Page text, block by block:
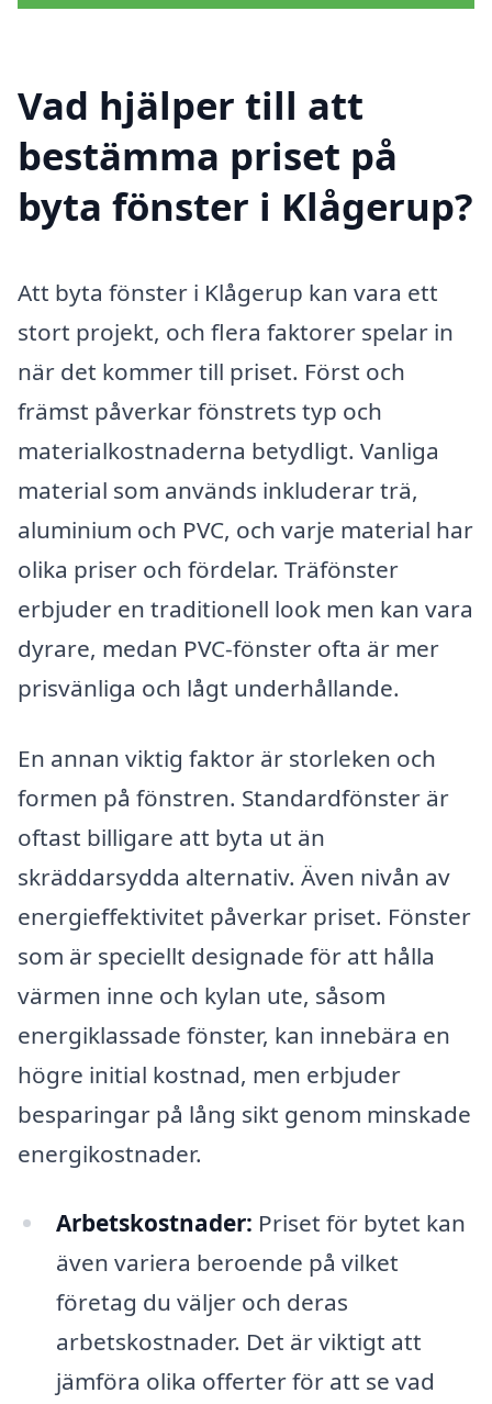
Vad hjälper till att
bestämma priset på
byta fönster i Klågerup?
Att byta fönster i Klågerup kan vara ett
stort projekt, och flera faktorer spelar in
när det kommer till priset. Först och
främst påverkar fönstrets typ och
materialkostnaderna betydligt. Vanliga
material som används inkluderar trä,
aluminium och PVC, och varje material har
olika priser och fördelar. Träfönster
erbjuder en traditionell look men kan vara
dyrare, medan PVC-fönster ofta är mer
prisvänliga och lågt underhållande.
En annan viktig faktor är storleken och
formen på fönstren. Standardfönster är
oftast billigare att byta ut än
skräddarsydda alternativ. Även nivån av
energieffektivitet påverkar priset. Fönster
som är speciellt designade för att hålla
värmen inne och kylan ute, såsom
energiklassade fönster, kan innebära en
högre initial kostnad, men erbjuder
besparingar på lång sikt genom minskade
energikostnader.
Arbetskostnader: Priset för bytet kan
även variera beroende på vilket
företag du väljer och deras
arbetskostnader. Det är viktigt att
jämföra olika offerter för att se vad